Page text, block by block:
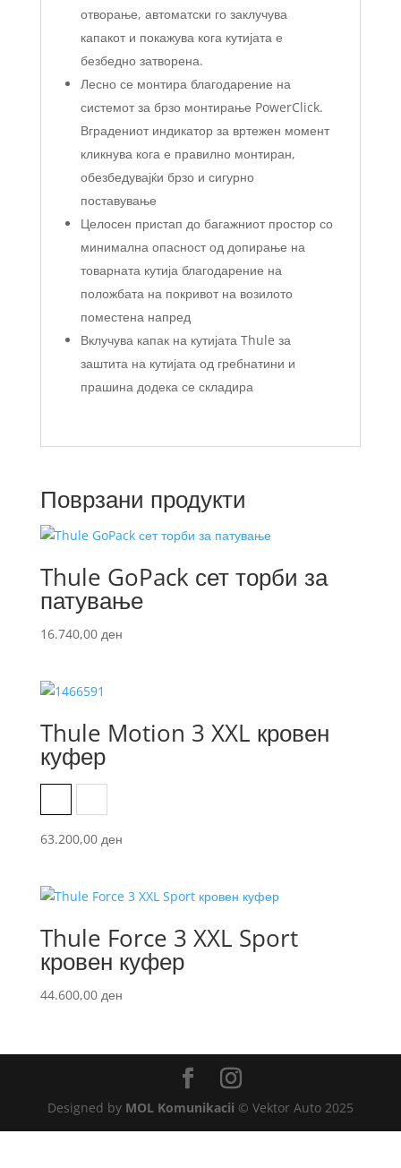
отворање, автоматски го заклучува
капакот и покажува кога кутијата е
безбедно затворена.
Лесно се монтира благодарение на
системот за брзо монтирање PowerClick.
Вградениот индикатор за вртежен момент
кликнува кога е правилно монтиран,
обезбедувајќи брзо и сигурно
поставување
Целосен пристап до багажниот простор со
минимална опасност од допирање на
товарната кутија благодарение на
положбата на покривот на возилото
поместена напред
Вклучува капак на кутијата Thule за
заштита на кутијата од гребнатини и
прашина додека се складира
Поврзани продукти
Thule GoPack сет торби за
патување
16.740,00 ден
Thule Motion 3 XXL кровен
куфер
63.200,00 ден
Thule Force 3 XXL Sport
кровен куфер
44.600,00 ден
Designed by MOL Komunikacii © Vektor Auto 2025